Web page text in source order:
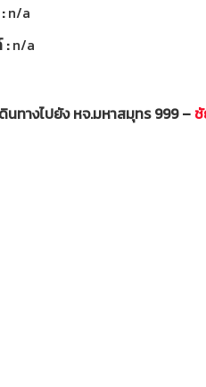
n/a
:n/a
นทางไปยัง หจ.มหาสมุทร 999 –